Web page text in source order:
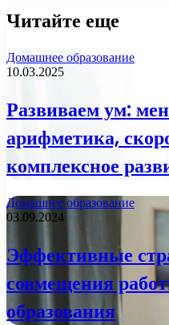
Читайте еще
Домашнее образование
10.03.2025
Развиваем ум:
арифметика,
комплексное
Домашнее образование
03.09.2024
Эффективные
совмещения
образования